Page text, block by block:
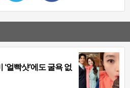
얼빡샷’에도 굴욕 없